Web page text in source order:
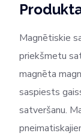
Magnētiskie
priekšmetu
magnēta
saspiests
satveršanu.